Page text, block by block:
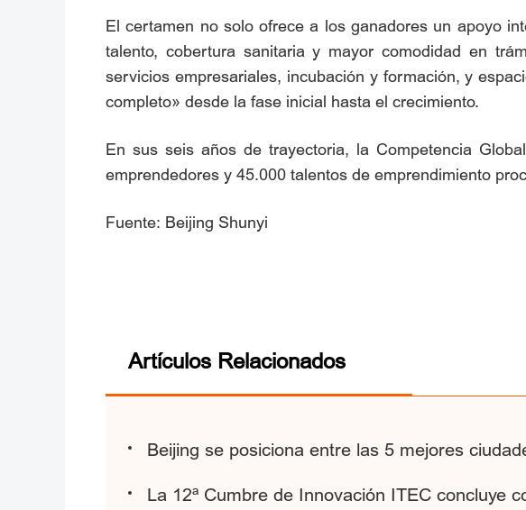
El certamen no solo ofrece a los ganadores un apoyo
talento, cobertura sanitaria y mayor comodidad en
servicios empresariales, incubación y formación, y
completo» desde la fase inicial hasta el crecimiento.
En sus seis años de trayectoria, la Competencia
emprendedores y 45.000 talentos de emprendimiento
Fuente: Beijing Shunyi
Artículos Relacionados
Beijing se posiciona entre las 5 mejores
La 12ª Cumbre de Innovación ITEC concluye